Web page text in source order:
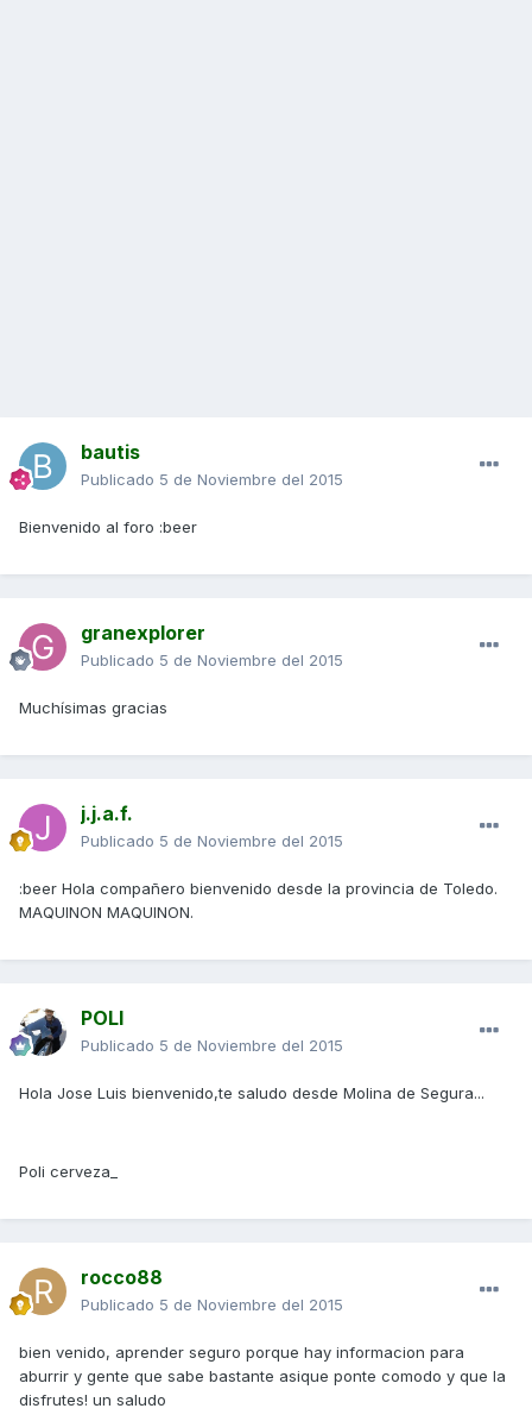
bautis
Publicado 5 de Noviembre del 2015
Bienvenido al foro :beer
granexplorer
Publicado 5 de Noviembre del 2015
Muchísimas gracias
j.j.a.f.
Publicado 5 de Noviembre del 2015
:beer Hola compañero bienvenido desde la provincia de Toledo.
MAQUINON MAQUINON.
POLI
Publicado 5 de Noviembre del 2015
Hola Jose Luis bienvenido,te saludo desde Molina de Segura...
Poli cerveza_
rocco88
Publicado 5 de Noviembre del 2015
bien venido, aprender seguro porque hay informacion para
aburrir y gente que sabe bastante asique ponte comodo y que la
disfrutes! un saludo